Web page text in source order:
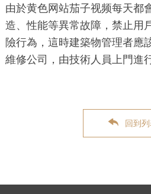
由於黄色网站茄子视频每天都
造、性能等異常故障，禁止用
險行為，這時建築物管理者應
維修公司，由技術人員上門進
回到